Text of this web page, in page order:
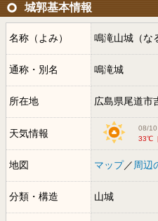
城郭基本情報
名称（よみ） 鳴滝山城（な
通称・別名 鳴滝城
所在地 広島県尾道市
天気情報
08/10
33℃［
地図 マップ／ 周辺
分類・構造 山城